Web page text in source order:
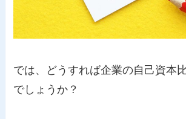
では、どうすれば企業の自己資本
でしょうか？